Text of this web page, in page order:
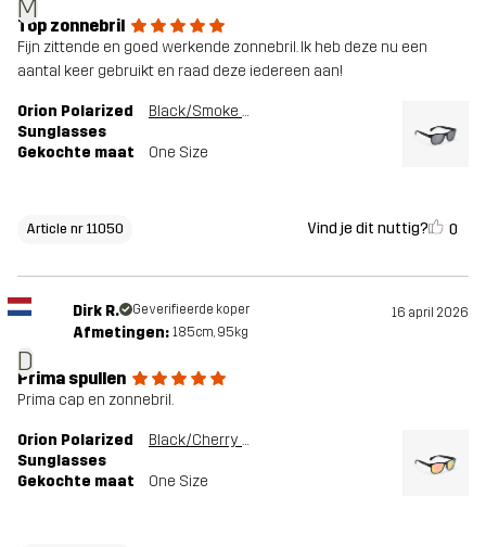
M
Top zonnebril
Fijn zittende en goed werkende zonnebril. Ik heb deze nu een
aantal keer gebruikt en raad deze iedereen aan!
Orion Polarized
Sunglasses
Black/Smoke Grey
Gekochte maat One Size
Article nr 11050 Vind je dit nuttig? 0
D
Dirk R. Geverifieerde koper 16 april 2026
Afmetingen: 185cm, 95kg
Prima spullen
Prima cap en zonnebril.
Orion Polarized
Sunglasses
Black/Cherry Pink
Gekochte maat One Size